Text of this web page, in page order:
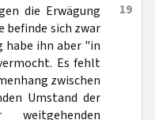
19
die Erwägung
befinde sich zwar
habe ihn aber "in
Es fehlt
zwischen
Umstand der